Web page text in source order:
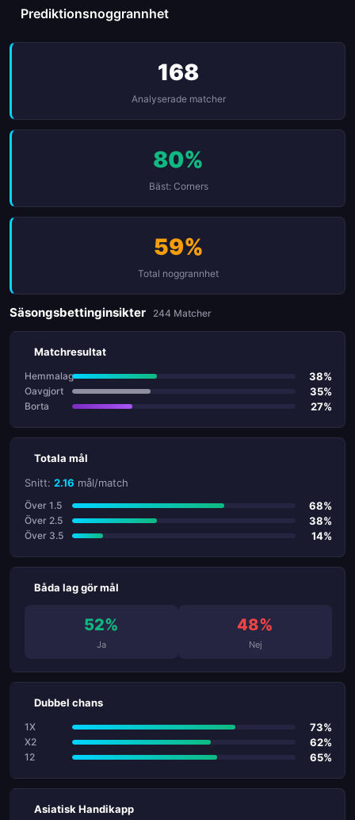
Prediktionsnoggrannhet
168
Analyserade matcher
80%
Bäst: Corners
59%
Total noggrannhet
Säsongsbettinginsikter 244 Matcher
Matchresultat
Hemmalag 38%
Oavgjort 35%
Borta 27%
Totala mål
Snitt: 2.16 mål/match
Över 1.5 68%
Över 2.5 38%
Över 3.5 14%
Båda lag gör mål
52%
Ja
48%
Nej
Dubbel chans
1X 73%
X2 62%
12 65%
Asiatisk Handikapp